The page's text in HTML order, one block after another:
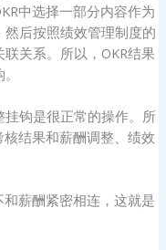
中选择一部分内容作为
后按照绩效管理制度的
关系。所以，OKR结果
钩是很正常的操作。所
结果和薪酬调整、绩效
薪酬紧密相连，这就是